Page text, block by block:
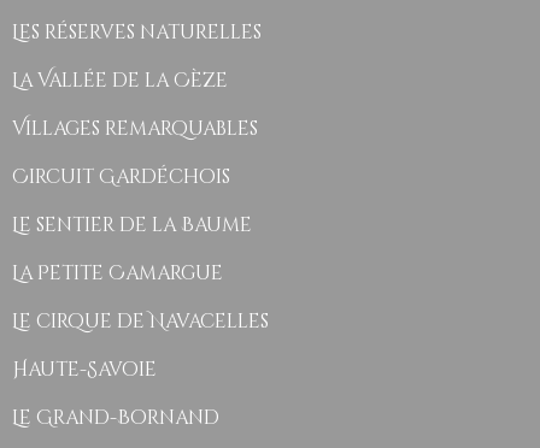
Les réserves naturelles
La Vallée de la Cèze
Villages remarquables
Circuit Gardéchois
Le sentier de la Baume
La Petite Camargue
Le cirque de Navacelles
Haute-Savoie
Le Grand-Bornand